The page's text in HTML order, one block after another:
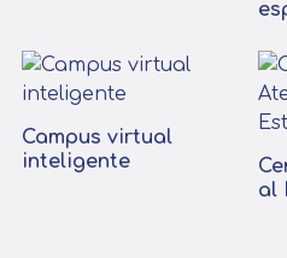
Campus virtual
inteligente
al